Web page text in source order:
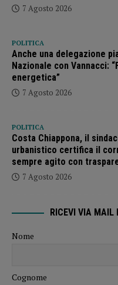
7 Agosto 2026
POLITICA
Anche una delegazione
Nazionale con Vannacci:
energetica”
7 Agosto 2026
POLITICA
Costa Chiappona, il
urbanistico certifica il
sempre agito con
7 Agosto 2026
RICEVI VIA MAIL
Nome
Cognome